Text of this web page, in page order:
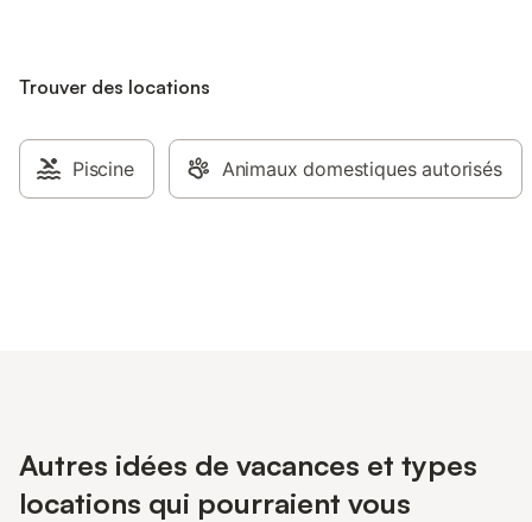
Trouver des locations
Piscine Animaux domestiques autorisés
Autres idées de vacances et types
locations qui pourraient vous